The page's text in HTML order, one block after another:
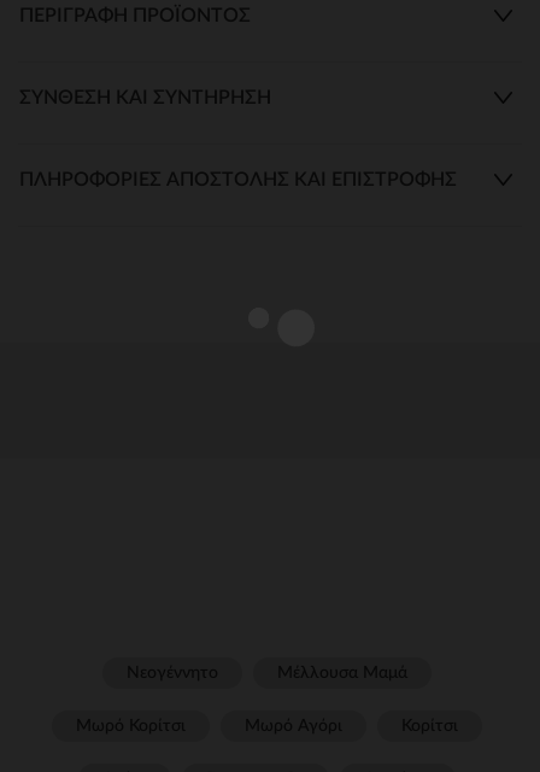
ΠΕΡΙΓΡΑΦΉ ΠΡΟΪΌΝΤΟΣ
ΣΎΝΘΕΣΗ ΚΑΙ ΣΥΝΤΉΡΗΣΗ
ΠΛΗΡΟΦΟΡΊΕΣ ΑΠΟΣΤΟΛΉΣ ΚΑΙ ΕΠΙΣΤΡΟΦΉΣ